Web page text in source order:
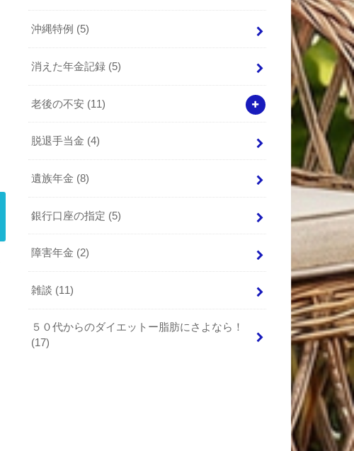
沖縄特例 (5)
消えた年金記録 (5)
老後の不安 (11)
脱退手当金 (4)
遺族年金 (8)
銀行口座の指定 (5)
障害年金 (2)
雑談 (11)
５０代からのダイエットー脂肪にさよなら！
(17)